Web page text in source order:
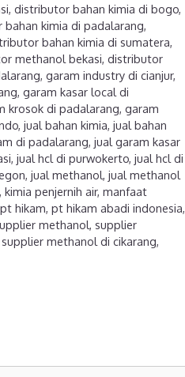
,distributor bahan kimia di bogo,
kimia di padalarang,
bahan kimia di sumatera,
methanol bekasi, distributor
, garam industry di cianjur,
, garam kasar local di
krosok di padalarang, garam
, jual bahan kimia, jual bahan
di padalarang, jual garam kasar
, jual hcl di purwokerto, jual hcl di
, jual methanol, jual methanol
, kimia penjernih air, manfaat
pt hikam, pt hikam abadi indonesia,
methanol, supplier
supplier methanol di cikarang,